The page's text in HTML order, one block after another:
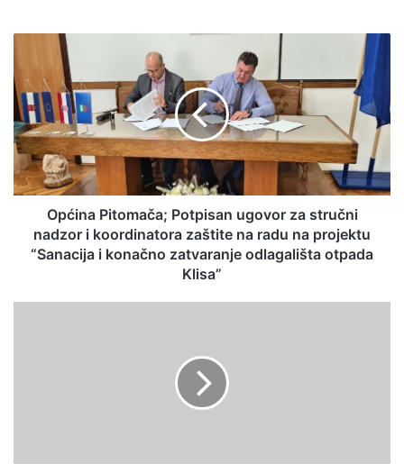
Općina Pitomača; Potpisan ugovor za stručni
nadzor i koordinatora zaštite na radu na projektu
“Sanacija i konačno zatvaranje odlagališta otpada
Klisa”